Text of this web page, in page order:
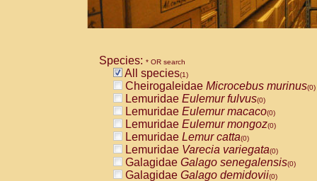
Species: * OR search
All species(1)
Cheirogaleidae Microcebus murinus(0)
Lemuridae Eulemur fulvus(0)
Lemuridae Eulemur macaco(0)
Lemuridae Eulemur mongoz(0)
Lemuridae Lemur catta(0)
Lemuridae Varecia variegata(0)
Galagidae Galago senegalensis(0)
Galagidae Galago demidovii(0)